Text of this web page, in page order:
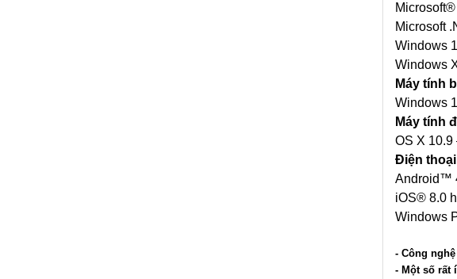
Microsoft
Windows
Windows
Máy tính
Windows
Máy tính
OS X 10.9
Điện
Android™
iOS® 8.0
Windows
- Công
- Một số rất